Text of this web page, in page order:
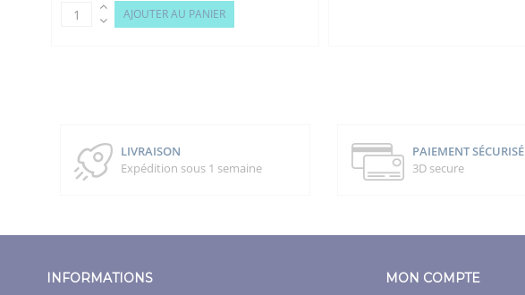
AJOUTER AU PANIER
LIVRAISON
Expédition sous 1 semaine
PAIEMENT SÉCURISÉ
3D secure
INFORMATIONS MON COMPTE